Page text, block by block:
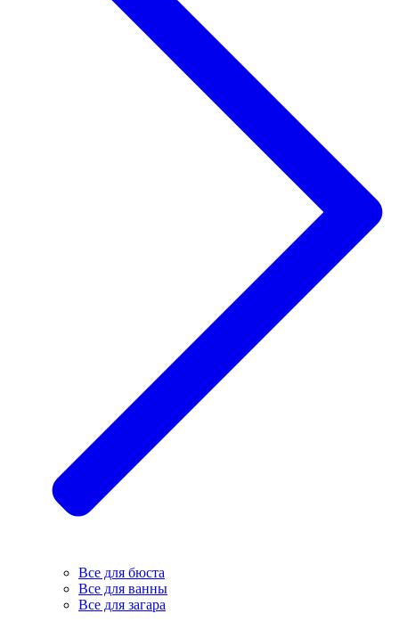
Все для бюста
Все для ванны
Все для загара